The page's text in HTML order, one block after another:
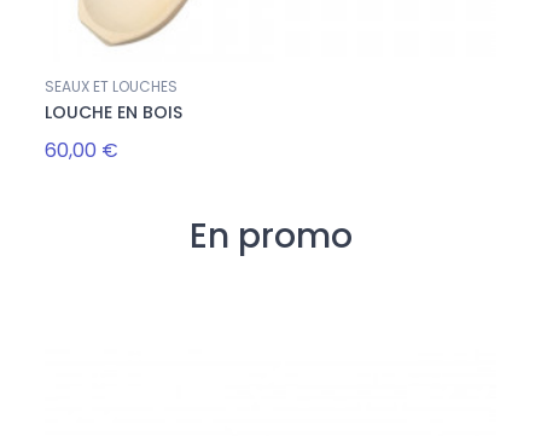
SEAUX ET LOUCHES
LOUCHE EN BOIS
60,00 €
En promo